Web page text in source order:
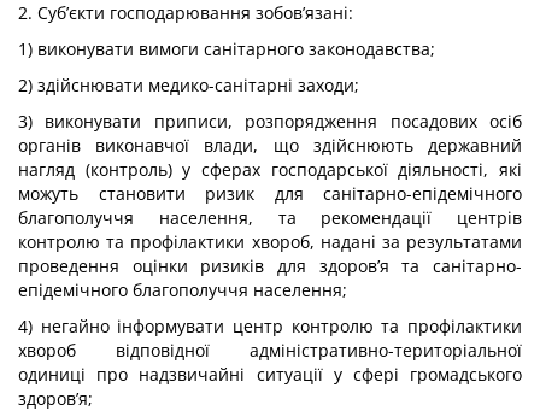
2. Суб’єкти господарювання зобов’язані:
1) виконувати вимоги санітарного законодавства;
2) здійснювати медико-санітарні заходи;
3) виконувати приписи, розпорядження посадових осіб
органів виконавчої влади, що здійснюють державний
нагляд (контроль) у сферах господарської діяльності, які
можуть становити ризик для санітарно-епідемічного
благополуччя населення, та рекомендації центрів
контролю та профілактики хвороб, надані за результатами
проведення оцінки ризиків для здоров’я та санітарно-
епідемічного благополуччя населення;
4) негайно інформувати центр контролю та профілактики
хвороб відповідної адміністративно-територіальної
одиниці про надзвичайні ситуації у сфері громадського
здоров’я;